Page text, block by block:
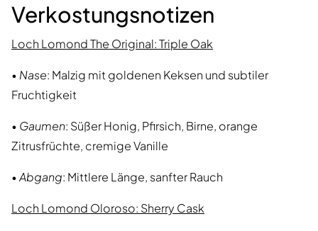
Verkostungsnotizen
Loch Lomond The Original: Triple Oak
• Nase: Malzig mit goldenen Keksen und subtiler
Fruchtigkeit
• Gaumen: Süßer Honig, Pfirsich, Birne, orange
Zitrusfrüchte, cremige Vanille
•Abgang: Mittlere Länge, sanfter Rauch
Loch Lomond Oloroso: Sherry Cask